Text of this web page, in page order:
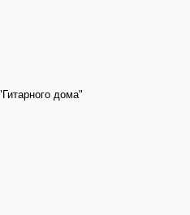
дома"